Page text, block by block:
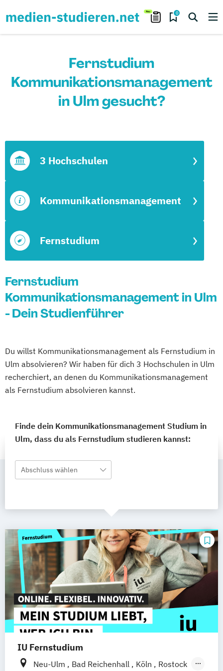
0
Fernstudium
Kommunikationsmanagement
in Ulm gesucht?
Fernstudium
Kommunikationsmanagement
3 Hochschulen
Fernstudium
Kommunikationsmanagement in Ulm
- Dein Studienführer
Du willst Kommunikationsmanagement als Fernstudium in
Ulm absolvieren? Wir haben für dich 3 Hochschulen in Ulm
recherchiert, an denen du Kommunikationsmanagement
als Fernstudium absolvieren kannst.
Finde dein Kommunikationsmanagement Studium in
Ulm, dass du als Fernstudium studieren kannst:
Abschluss wählen
IU Fernstudium
Neu-Ulm Bad Reichenhall Köln
Rostock